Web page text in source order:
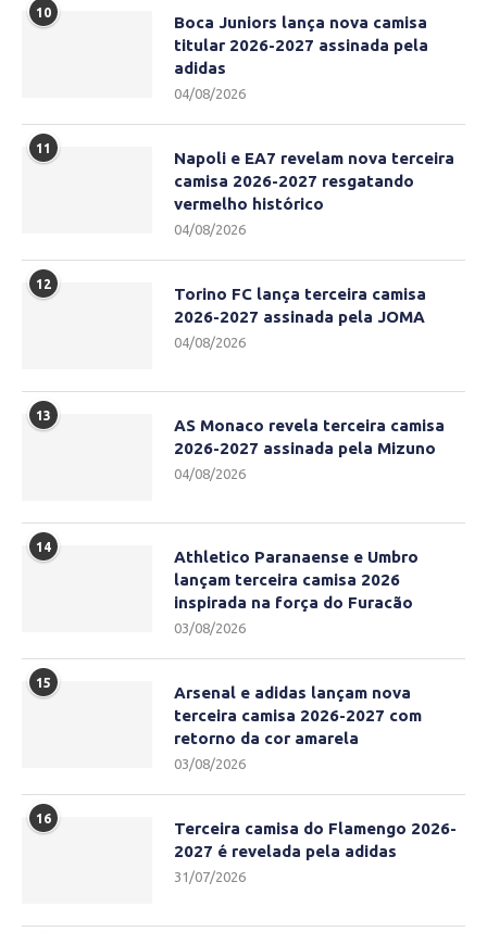
10
Boca Juniors lança nova camisa
titular 2026-2027 assinada pela
adidas
04/08/2026
11
Napoli e EA7 revelam nova terceira
camisa 2026-2027 resgatando
vermelho histórico
04/08/2026
12
Torino FC lança terceira camisa
2026-2027 assinada pela JOMA
04/08/2026
13
AS Monaco revela terceira camisa
2026-2027 assinada pela Mizuno
04/08/2026
14
Athletico Paranaense e Umbro
lançam terceira camisa 2026
inspirada na força do Furacão
03/08/2026
15
Arsenal e adidas lançam nova
terceira camisa 2026-2027 com
retorno da cor amarela
03/08/2026
16
Terceira camisa do Flamengo 2026-
2027 é revelada pela adidas
31/07/2026